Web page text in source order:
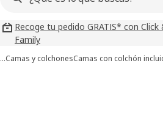
Recoge tu pedido GRATIS* con
Family
…Camas y colchonesCamas con colchón